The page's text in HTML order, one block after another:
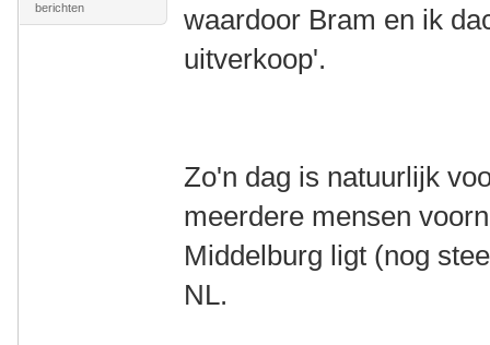
berichten
waardoor Bram en ik
uitverkoop'.
Zo'n dag is natuurlijk
meerdere mensen
Middelburg ligt (nog
NL.